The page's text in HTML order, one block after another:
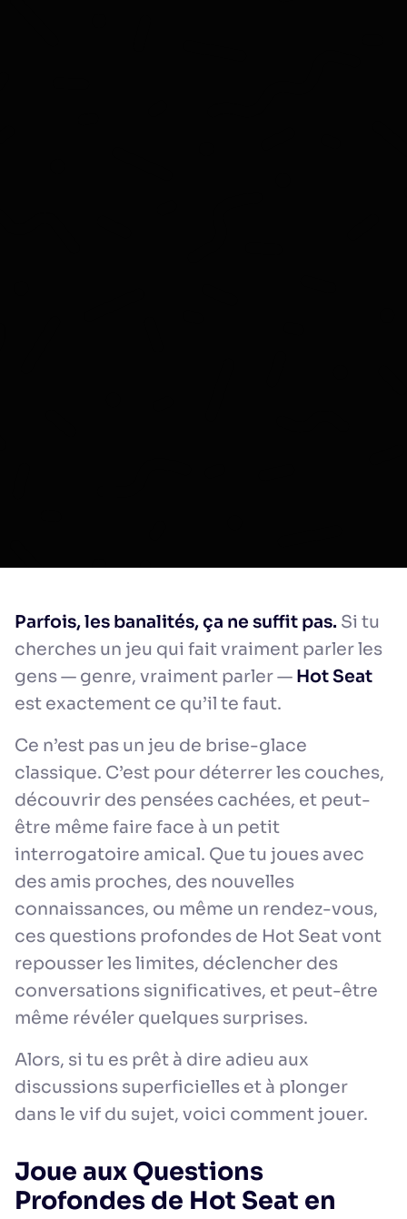
Parfois, les banalités, ça ne suffit pas. Si tu
cherches un jeu qui fait vraiment parler les
gens — genre, vraiment parler — Hot Seat
est exactement ce qu’il te faut.
Ce n’est pas un jeu de brise-glace
classique. C’est pour déterrer les couches,
découvrir des pensées cachées, et peut-
être même faire face à un petit
interrogatoire amical. Que tu joues avec
des amis proches, des nouvelles
connaissances, ou même un rendez-vous,
ces questions profondes de Hot Seat vont
repousser les limites, déclencher des
conversations significatives, et peut-être
même révéler quelques surprises.
Alors, si tu es prêt à dire adieu aux
discussions superficielles et à plonger
dans le vif du sujet, voici comment jouer.
Joue aux Questions
Profondes de Hot Seat en